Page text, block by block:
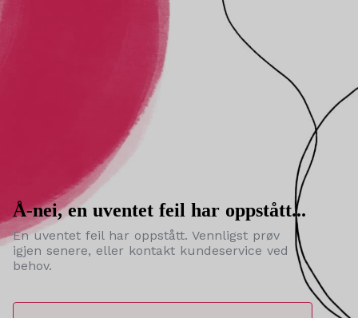
Å-nei, en uventet feil har oppstått...
En uventet feil har oppstått. Vennligst prøv
igjen senere, eller kontakt kundeservice ved
behov.